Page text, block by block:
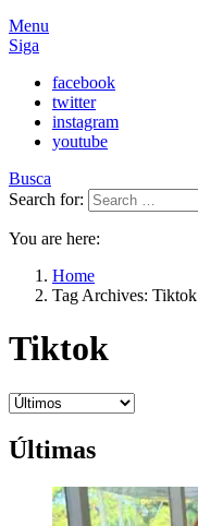
Menu
Siga
facebook
twitter
instagram
youtube
Busca
Search for:
You are here:
Home
Tag Archives: Tiktok
Tiktok
Últimas